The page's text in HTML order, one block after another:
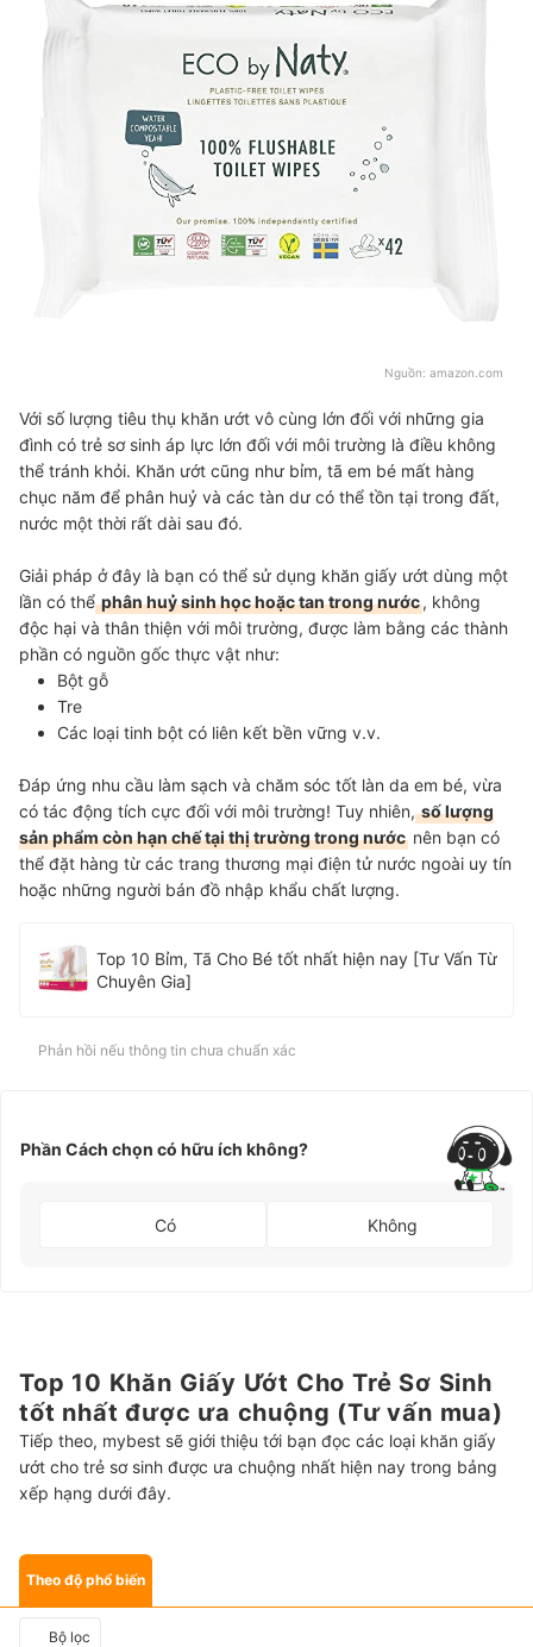
Nguồn: amazon.com
Với số lượng tiêu thụ khăn ướt vô cùng lớn đối với những gia
đình có trẻ sơ sinh áp lực lớn đối với môi trường là điều không
thể tránh khỏi. Khăn ướt cũng như bỉm, tã em bé mất hàng
chục năm để phân huỷ và các tàn dư có thể tồn tại trong đất,
nước một thời rất dài sau đó.
Giải pháp ở đây là bạn có thể sử dụng khăn giấy ướt dùng một
lần có thểphân huỷ sinh học hoặc tan trong nước, không
độc hại và thân thiện với môi trường, được làm bằng các thành
phần có nguồn gốc thực vật như:
Bột gỗ
Tre
Các loại tinh bột có liên kết bền vững v.v.
Đáp ứng nhu cầu làm sạch và chăm sóc tốt làn da em bé, vừa
có tác động tích cực đối với môi trường! Tuy nhiên,số lượng
sản phẩm còn hạn chế tại thị trường trong nước nên bạn có
thể đặt hàng từ các trang thương mại điện tử nước ngoài uy tín
hoặc những người bán đồ nhập khẩu chất lượng.
Top 10 Bỉm, Tã Cho Bé tốt nhất hiện nay [Tư Vấn Từ
Chuyên Gia]
Phản hồi nếu thông tin chưa chuẩn xác
Phần Cách chọn có hữu ích không?
Có Không
Top 10 Khăn Giấy Ướt Cho Trẻ Sơ Sinh
tốt nhất được ưa chuộng (Tư vấn mua)
Tiếp theo, mybest sẽ giới thiệu tới bạn đọc các loại khăn giấy
ướt cho trẻ sơ sinh được ưa chuộng nhất hiện nay trong bảng
xếp hạng dưới đây.
Theo độ phổ biến
Bộ lọc